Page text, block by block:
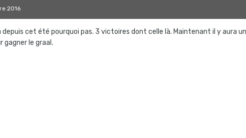
2016
depuis cet été pourquoi pas. 3 victoires dont celle là. Maintenant il y aura
gagner le graal.